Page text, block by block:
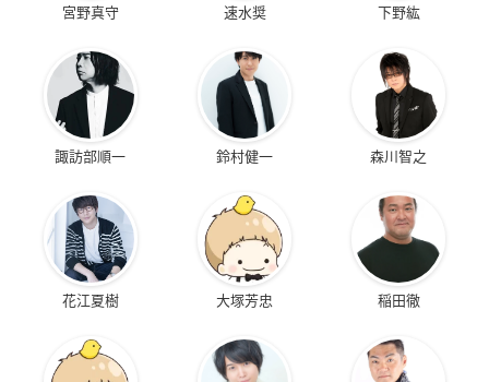
宮野真守 速水奨 下野紘
諏訪部順一 鈴村健一 森川智之
花江夏樹 大塚芳忠 稲田徹